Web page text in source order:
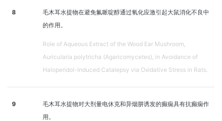
8
毛木耳水提物在避免氟哌啶醇通过氧化应激引起大鼠消化不良中
的作用。
Role of Aqueous Extract of the Wood Ear Mushroom,
Auricularia polytricha (Agaricomycetes), in Avoidance of
Haloperidol-lnduced Catalepsy via Oxidative Stress in Rats.
9
毛木耳水提物对大剂量电休克和异烟肼诱发的癫痫具有抗癫痫作
用。